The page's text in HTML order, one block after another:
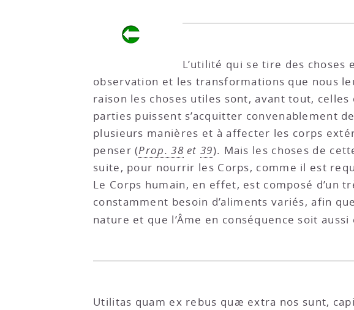
L’utilité qui se tire des choses
observation et les transformations que nous
raison les choses utiles sont, avant tout,
parties puissent s’acquitter convenablement
plusieurs manières et à affecter les corps
penser (Prop. 38et39). Mais les choses de
suite, pour nourrir les Corps, comme il est
Le Corps humain, en effet, est composé
constamment besoin d’aliments variés, afin
nature et que l’Âme en conséquence soit
Utilitas quam ex rebus quæ extra nos sunt,